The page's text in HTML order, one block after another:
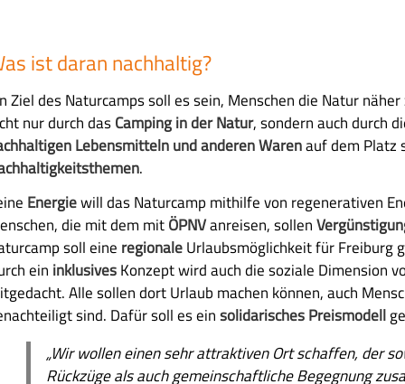
ist daran nachhaltig?
Ziel des Naturcamps soll es sein, Menschen die Natur
nur durch dasCampingin der Natur, sondern auch durch
nLebensmitteln und anderen Warenauf dem Platz
.
Energiewill das Naturcamp mithilfe von regenerativen
die mit dem mitÖPNVanreisen, sollen
soll eine regionaleUrlaubsmöglichkeit für Freiburg
ein inklusivesKonzept wird auch die soziale Dimension
Alle sollen dort Urlaub machen können, auch
sind. Dafür soll es einsolidarischesPreismodell
„Wir wollen einen sehr attraktiven Ort schaffen, der
Rückzüge als auch gemeinschaftliche Begegnung